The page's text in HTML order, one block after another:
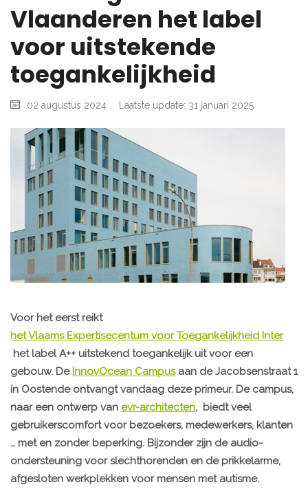
Vlaanderen het label
voor uitstekende
toegankelijkheid
02 augustus 2024 Laatste update: 31 januari 2025
Voor het eerst reikt
het Vlaams Expertisecentum voor Toegankelijkheid Inter
het label A++ uitstekend toegankelijk uit voor een
gebouw. De InnovOcean Campusaan de Jacobsenstraat 1
in Oostende ontvangt vandaag deze primeur. De campus,
naar een ontwerp van evr-architecten, biedt veel
gebruikerscomfort voor bezoekers, medewerkers, klanten
… met en zonder beperking. Bijzonder zijn de audio-
ondersteuning voor slechthorenden en de prikkelarme,
afgesloten werkplekken voor mensen met autisme.